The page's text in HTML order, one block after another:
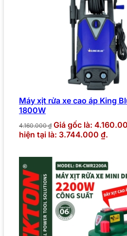
Máy xịt rửa xe cao áp King
1800W
4.160.000₫ Giá gốc là:
hiện tại là: 3.744.000 ₫.